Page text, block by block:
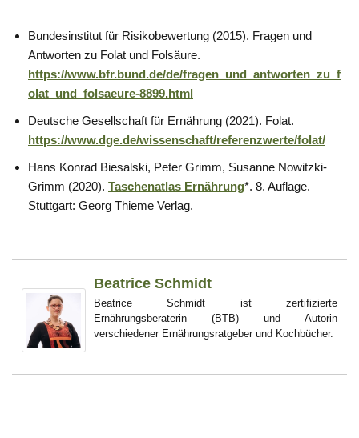
Bundesinstitut für Risikobewertung (2015). Fragen und
Antworten zu Folat und Folsäure.
https://www.bfr.bund.de/de/fragen_und_antworten_zu_f
olat_und_folsaeure-8899.html
Deutsche Gesellschaft für Ernährung (2021). Folat.
https://www.dge.de/wissenschaft/referenzwerte/folat/
Hans Konrad Biesalski, Peter Grimm, Susanne Nowitzki-
Grimm (2020). Taschenatlas Ernährung*. 8. Auflage.
Stuttgart: Georg Thieme Verlag.
Beatrice Schmidt
Beatrice Schmidt ist zertifizierte
Ernährungsberaterin (BTB) und Autorin
verschiedener Ernährungsratgeber und Kochbücher.